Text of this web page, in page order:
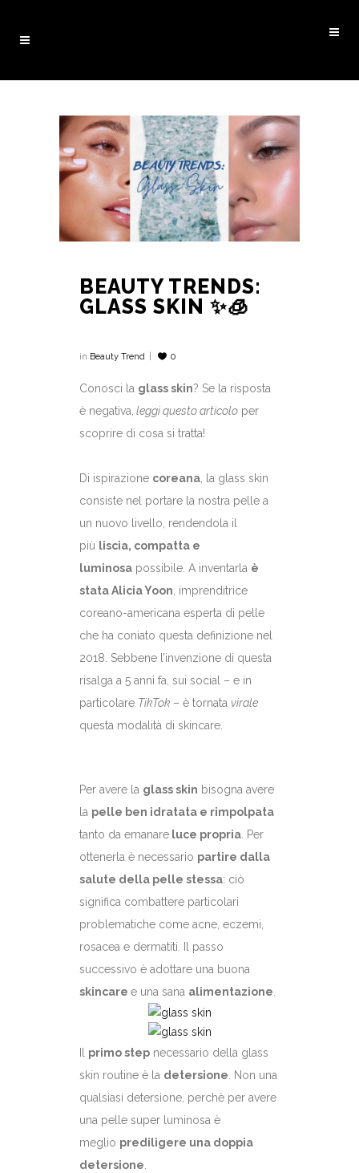
BEAUTY TRENDS:
GLASS SKIN ✨🧊
in Beauty Trend 0
Conosci la glass skin? Se la risposta
è negativa, leggi questo articolo per
scoprire di cosa si tratta!
Di ispirazione coreana , la glass skin
consiste nel portare la nostra pelle a
un nuovo livello, rendendola il
più liscia, compatta e
luminosa possibile. A inventarla è
stata Alicia Yoon , imprenditrice
coreano-americana esperta di pelle
che ha coniato questa definizione nel
2018. Sebbene l’invenzione di questa
risalga a 5 anni fa, sui social – e in
particolare TikTok – è tornata virale
questa modalità di skincare.
Per avere la glass skin bisogna avere
la pelle ben idratata e rimpolpata
tanto da emanare luce propria . Per
ottenerla è necessario partire dalla
salute della pelle stessa: ciò
significa combattere particolari
problematiche come acne, eczemi,
rosacea e dermatiti. Il passo
successivo è adottare una buona
skincare e una sana alimentazione
primo step necessario della glass
skin routine è la detersione . Non una
qualsiasi detersione, perchè per avere
una pelle super luminosa è
meglio prediligere una doppia
detersione